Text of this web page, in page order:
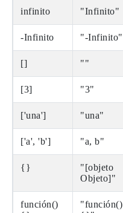
infinito "Infinito"
-Infinito "-Infinito"
[] ""
[3] "3"
['una'] "una"
['a', 'b'] "a, b"
{}
"[objeto
Objeto]"
función()
"función()